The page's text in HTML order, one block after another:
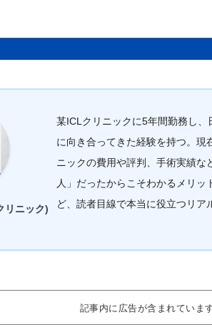
リニック)
某ICLクリニックに5年間勤務し
に向き合ってきた経験を持つ。現
ニックの費用や評判、手術実績な
人」だったからこそわかるメリ
ど、読者目線で本当に役立つリア
記事内に広告が含まれています